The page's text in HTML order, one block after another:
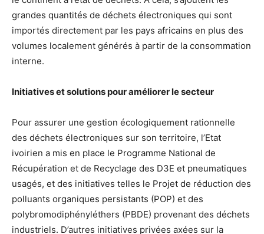
grandes quantités de déchets électroniques qui sont
importés directement par les pays africains en plus des
volumes localement générés à partir de la consommation
interne.
Initiatives et solutions pour améliorer le secteur
Pour assurer une gestion écologiquement rationnelle
des déchets électroniques sur son territoire, l’Etat
ivoirien a mis en place le Programme National de
Récupération et de Recyclage des D3E et pneumatiques
usagés, et des initiatives telles le Projet de réduction des
polluants organiques persistants (POP) et des
polybromodiphényléthers (PBDE) provenant des déchets
industriels. D’autres initiatives privées axées sur la